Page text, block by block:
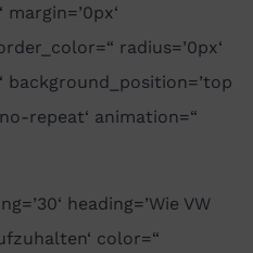
radius=’0px‘
background_position=’top
repeat‘ animation=“
heading=’Wie VW
color=“